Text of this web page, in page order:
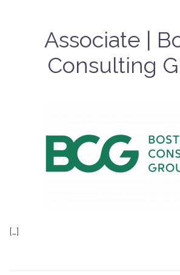
Associate |
Consulting
[…]